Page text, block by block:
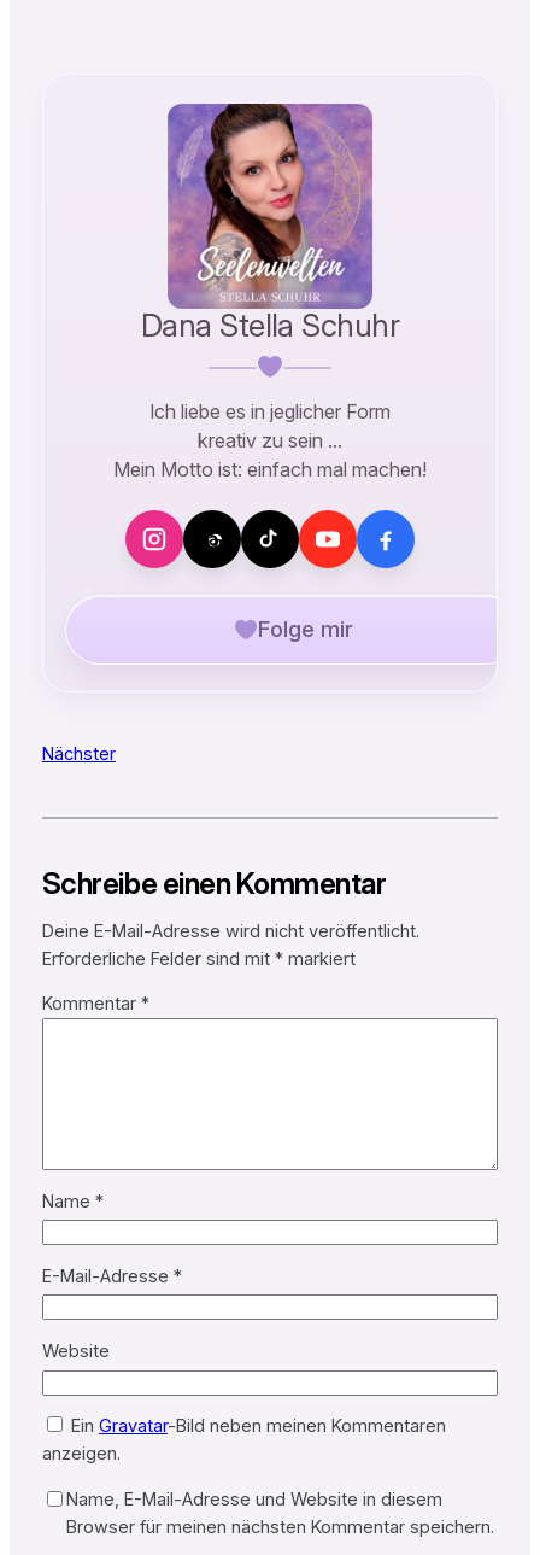
Dana Stella Schuhr
Ich liebe es in jeglicher Form
kreativ zu sein …
Mein Motto ist: einfach mal machen!
Folge mir
Nächster
Schreibe einen Kommentar
Deine E-Mail-Adresse wird nicht veröffentlicht.
Erforderliche Felder sind mit *markiert
Kommentar *
Name *
E-Mail-Adresse *
Website
Ein Gravatar-Bild neben meinen Kommentaren
anzeigen.
Name, E-Mail-Adresse und Website in diesem
Browser für meinen nächsten Kommentar speichern.